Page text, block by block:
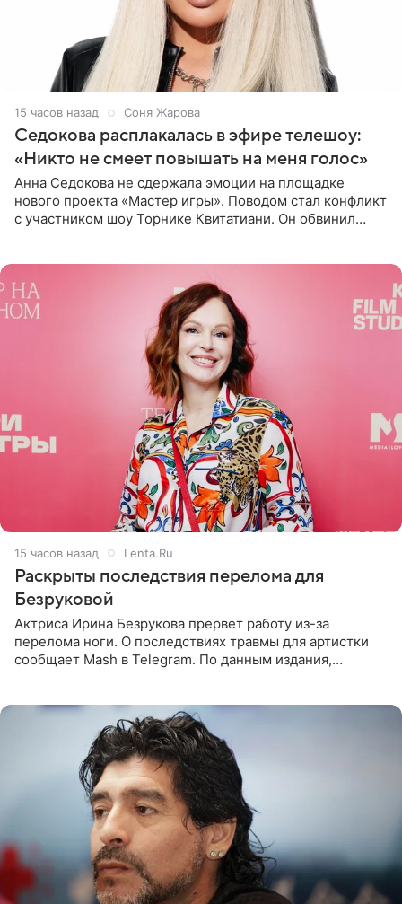
15 часов назад Соня Жарова
Седокова расплакалась в эфире телешоу:
«Никто не смеет повышать на меня голос»
Анна Седокова не сдержала эмоции на площадке
нового проекта «Мастер игры». Поводом стал конфликт
с участником шоу Торнике Квитатиани. Он обвинил
15 часов назад Lenta.Ru
Раскрыты последствия перелома для
Безруковой
Актриса Ирина Безрукова прервет работу из-за
перелома ноги. О последствиях травмы для артистки
сообщает Mash в Telegram. По данным издания,